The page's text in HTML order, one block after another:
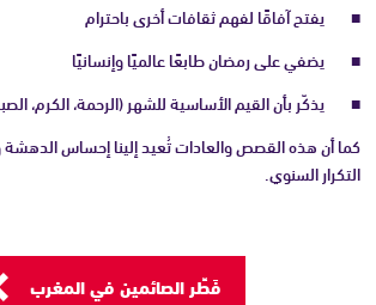
يفتح آفاقًا لفهم ثقافات أخرى باحترام
يضفي على رمضان طابعًا عالميًا وإنسانيًا
يذكّر بأن القيم الأساسية للشهر (الرحمة، الكرم،
كما أن هذه القصص والعادات تُعيد إلينا إحساس الدهشة
التكرار السنوي.
فَطِّر الصائمين في المغرب